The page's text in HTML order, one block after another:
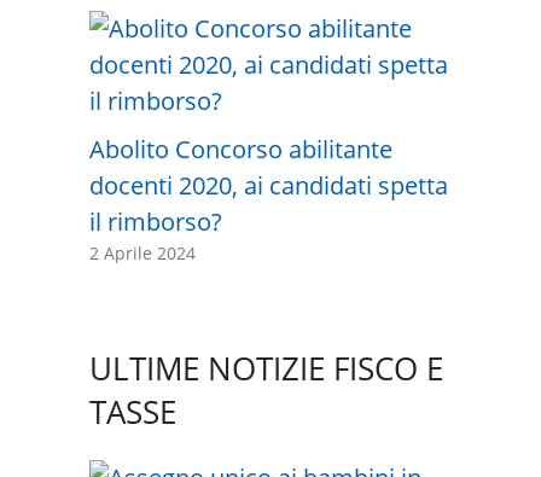
Abolito Concorso abilitante
docenti 2020, ai candidati spetta
il rimborso?
2 Aprile 2024
ULTIME NOTIZIE FISCO E
TASSE